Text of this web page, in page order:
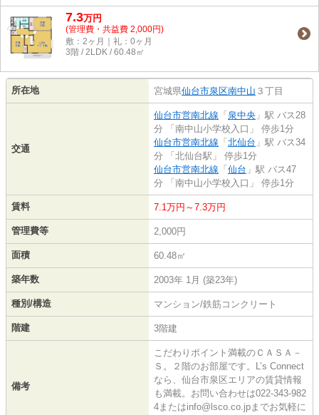
7.3万円
(管理費・共益費 2,000円)
敷：2ヶ月｜礼：0ヶ月
3階 / 2LDK / 60.48㎡
所在地 宮城県仙台市泉区南中山 ３丁目
交通
仙台市営南北線 「 泉中央 」駅 バス28
分 「南中山小学校入口」 停歩1分
仙台市営南北線 「 北仙台 」駅 バス34
分 「北仙台駅」 停歩1分
仙台市営南北線 「 仙台 」駅 バス47
分 「南中山小学校入口」 停歩1分
賃料 7.1万円～7.3万円
管理費等 2,000円
面積 60.48㎡
築年数 2003年 1月 (築23年)
種別/構造 マンション/鉄筋コンクリート
階建 3階建
備考
こだわりポイント満載のＣＡＳＡ－
Ｓ。２階のお部屋です。L’s Connect
なら、仙台市泉区エリアの賃貸情報
も満載。お問い合わせは022-343-982
4またはinfo@lsco.co.jpまでお気軽に